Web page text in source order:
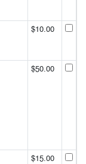
$10.00
$50.00
$15.00